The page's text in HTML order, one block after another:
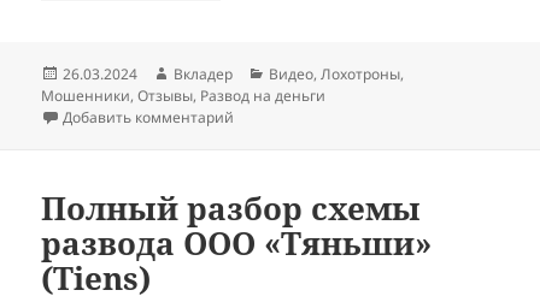
Опубликовано
26.03.2024 Автор
Вкладер Рубрики
Видео,Лохотроны,
Мошенники,Отзывы, Развод на деньги
Добавить комментарий
Полный разбор схемы
развода ООО «Тяньши»
(Tiens)